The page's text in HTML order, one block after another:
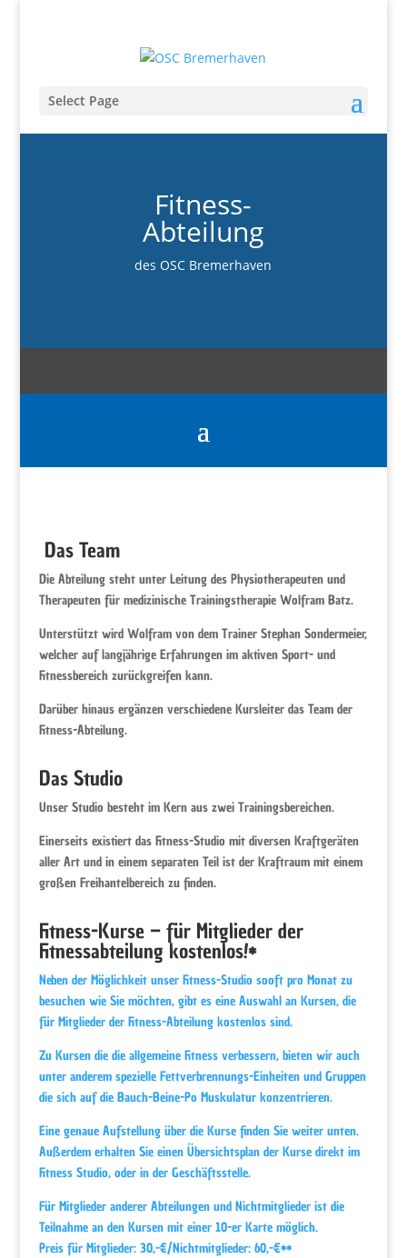
Select Page
Fitness-
Abteilung
des OSC Bremerhaven
Das Team
Die Abteilung steht unter Leitung des Physiotherapeuten und
Therapeuten für medizinische Trainingstherapie Wolfram Batz.
Unterstützt wird Wolfram von dem Trainer Stephan Sondermeier,
welcher auf langjährige Erfahrungen im aktiven Sport- und
Fitnessbereich zurückgreifen kann.
Darüber hinaus ergänzen verschiedene Kursleiter das Team der
Fitness-Abteilung.
Das Studio
Unser Studio besteht im Kern aus zwei Trainingsbereichen.
Einerseits existiert das Fitness-Studio mit diversen Kraftgeräten
aller Art und in einem separaten Teil ist der Kraftraum mit einem
großen Freihantelbereich zu finden.
Fitness-Kurse – für Mitglieder der
Fitnessabteilung kostenlos!*
Neben der Möglichkeit unser Fitness-Studio sooft pro Monat zu
besuchen wie Sie möchten, gibt es eine Auswahl an Kursen, die
für Mitglieder der Fitness-Abteilung kostenlos sind.
Zu Kursen die die allgemeine Fitness verbessern, bieten wir auch
unter anderem spezielle Fettverbrennungs-Einheiten und Gruppen
die sich auf die Bauch-Beine-Po Muskulatur konzentrieren.
Eine genaue Aufstellung über die Kurse finden Sie weiter unten.
Außerdem erhalten Sie einen Übersichtsplan der Kurse direkt im
Fitness Studio, oder in der Geschäftsstelle.
Für Mitglieder anderer Abteilungen und Nichtmitglieder ist die
Teilnahme an den Kursen mit einer 10-er Karte möglich.
Preis für Mitglieder: 30,-€/Nichtmitglieder: 60,-€**